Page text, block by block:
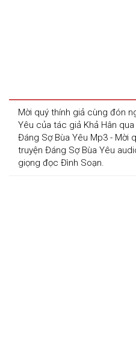
Mời quý thính giả cùng đón
Yêu của tác giả Khả Hân
Đáng Sợ Bùa Yêu Mp3 - Mời
truyện Đáng Sợ Bùa Yêu
giọng đọc Đình Soạn.